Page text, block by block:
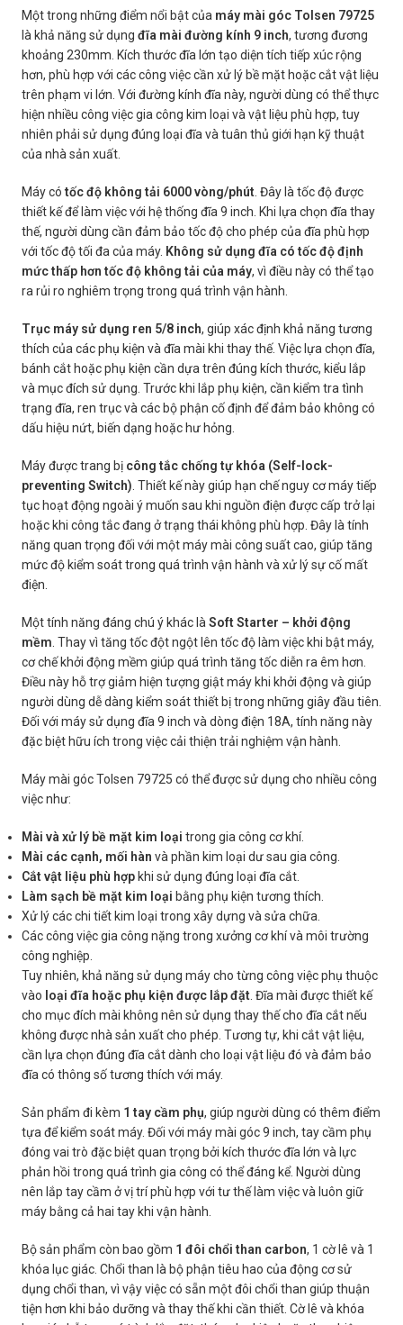
Một trong những điểm nổi bật của máy mài góc Tolsen 79725
là khả năng sử dụng đĩa mài đường kính 9 inch, tương đương
khoảng 230mm. Kích thước đĩa lớn tạo diện tích tiếp xúc rộng
hơn, phù hợp với các công việc cần xử lý bề mặt hoặc cắt vật liệu
trên phạm vi lớn. Với đường kính đĩa này, người dùng có thể thực
hiện nhiều công việc gia công kim loại và vật liệu phù hợp, tuy
nhiên phải sử dụng đúng loại đĩa và tuân thủ giới hạn kỹ thuật
của nhà sản xuất.
Máy cótốc độ không tải 6000 vòng/phút . Đây là tốc độ được
thiết kế để làm việc với hệ thống đĩa 9 inch. Khi lựa chọn đĩa thay
thế, người dùng cần đảm bảo tốc độ cho phép của đĩa phù hợp
với tốc độ tối đa của máy. Không sử dụng đĩa có tốc độ định
mức thấp hơn tốc độ không tải của máy, vì điều này có thể tạo
ra rủi ro nghiêm trọng trong quá trình vận hành.
Trục máy sử dụng ren 5/8 inch, giúp xác định khả năng tương
thích của các phụ kiện và đĩa mài khi thay thế. Việc lựa chọn đĩa,
bánh cắt hoặc phụ kiện cần dựa trên đúng kích thước, kiểu lắp
và mục đích sử dụng. Trước khi lắp phụ kiện, cần kiểm tra tình
trạng đĩa, ren trục và các bộ phận cố định để đảm bảo không có
dấu hiệu nứt, biến dạng hoặc hư hỏng.
Máy được trang bị công tắc chống tự khóa (Self-lock-
preventing Switch) . Thiết kế này giúp hạn chế nguy cơ máy tiếp
tục hoạt động ngoài ý muốn sau khi nguồn điện được cấp trở lại
hoặc khi công tắc đang ở trạng thái không phù hợp. Đây là tính
năng quan trọng đối với một máy mài công suất cao, giúp tăng
mức độ kiểm soát trong quá trình vận hành và xử lý sự cố mất
điện.
Một tính năng đáng chú ý khác là Soft Starter – khởi động
mềm . Thay vì tăng tốc đột ngột lên tốc độ làm việc khi bật máy,
cơ chế khởi động mềm giúp quá trình tăng tốc diễn ra êm hơn.
Điều này hỗ trợ giảm hiện tượng giật máy khi khởi động và giúp
người dùng dễ dàng kiểm soát thiết bị trong những giây đầu tiên.
Đối với máy sử dụng đĩa 9 inch và dòng điện 18A, tính năng này
đặc biệt hữu ích trong việc cải thiện trải nghiệm vận hành.
Máy mài góc Tolsen 79725 có thể được sử dụng cho nhiều công
việc như:
Mài và xử lý bề mặt kim loại trong gia công cơ khí.
Mài các cạnh, mối hàn và phần kim loại dư sau gia công.
Cắt vật liệu phù hợp khi sử dụng đúng loại đĩa cắt.
Làm sạch bề mặt kim loại bằng phụ kiện tương thích.
Xử lý các chi tiết kim loại trong xây dựng và sửa chữa.
Các công việc gia công nặng trong xưởng cơ khí và môi trường
công nghiệp.
Tuy nhiên, khả năng sử dụng máy cho từng công việc phụ thuộc
vào loại đĩa hoặc phụ kiện được lắp đặt . Đĩa mài được thiết kế
cho mục đích mài không nên sử dụng thay thế cho đĩa cắt nếu
không được nhà sản xuất cho phép. Tương tự, khi cắt vật liệu,
cần lựa chọn đúng đĩa cắt dành cho loại vật liệu đó và đảm bảo
đĩa có thông số tương thích với máy.
Sản phẩm đi kèm 1 tay cầm phụ, giúp người dùng có thêm điểm
tựa để kiểm soát máy. Đối với máy mài góc 9 inch, tay cầm phụ
đóng vai trò đặc biệt quan trọng bởi kích thước đĩa lớn và lực
phản hồi trong quá trình gia công có thể đáng kể. Người dùng
nên lắp tay cầm ở vị trí phù hợp với tư thế làm việc và luôn giữ
máy bằng cả hai tay khi vận hành.
Bộ sản phẩm còn bao gồm 1 đôi chổi than carbon, 1 cờ lê và 1
khóa lục giác. Chổi than là bộ phận tiêu hao của động cơ sử
dụng chổi than, vì vậy việc có sẵn một đôi chổi than giúp thuận
tiện hơn khi bảo dưỡng và thay thế khi cần thiết. Cờ lê và khóa